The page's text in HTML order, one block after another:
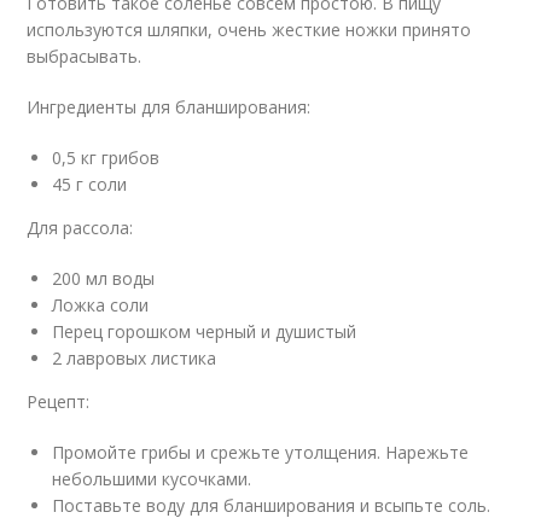
используются шляпки, очень жесткие ножки принято
выбрасывать.
Ингредиенты для бланширования:
0,5 кг грибов
45 г соли
Для рассола:
200 мл воды
Ложка соли
Перец горошком черный и душистый
2 лавровых листика
Рецепт:
Промойте грибы и срежьте утолщения. Нарежьте
небольшими кусочками.
Поставьте воду для бланширования и всыпьте соль.